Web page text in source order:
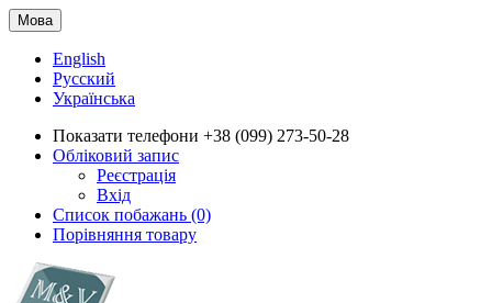
Мова
English
Русский
Українська
Показати телефони +38 (099) 273-50-28
Обліковий запис
Реєстрація
Вхід
Список побажань (0)
Порівняння товару